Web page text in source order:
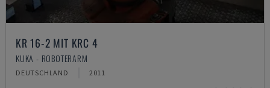
KR 16-2 MIT KRC 4
KUKA - ROBOTERARM
DEUTSCHLAND 2011